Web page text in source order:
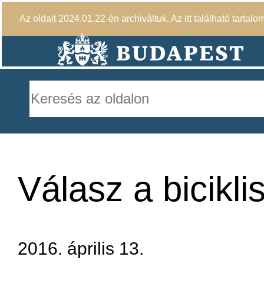
Az oldalt 2024.01.22-én archiváltuk. Az itt található
Válasz a
2016. április 13.